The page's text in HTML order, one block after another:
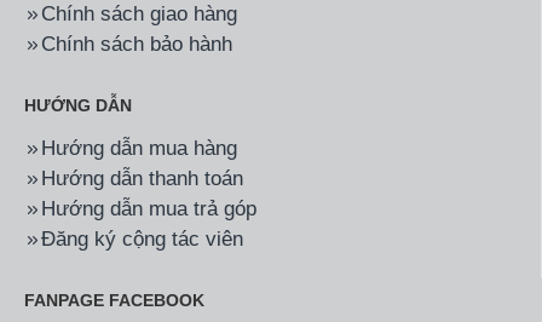
Chính sách giao hàng
Chính sách bảo hành
HƯỚNG DẪN
Hướng dẫn mua hàng
Hướng dẫn thanh toán
Hướng dẫn mua trả góp
Đăng ký cộng tác viên
FANPAGE FACEBOOK